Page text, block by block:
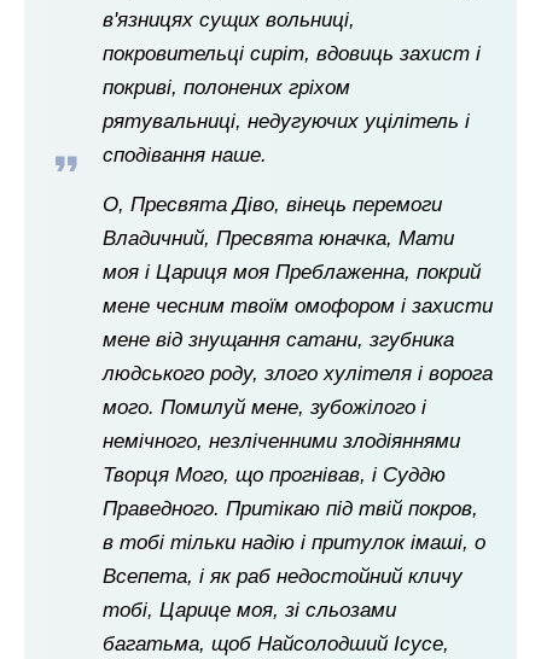
в'язницях сущих вольниці,
покровительці сиріт, вдовиць захист і
покриві, полонених гріхом
рятувальниці, недугуючих уцілітель і
сподівання наше.
О, Пресвята Діво, вінець перемоги
Владичний, Пресвята юначка, Мати
моя і Цариця моя Преблаженна, покрий
мене чесним твоїм омофором і захисти
мене від знущання сатани, згубника
людського роду, злого хулітеля і ворога
мого. Помилуй мене, зубожілого і
немічного, незліченними злодіяннями
Творця Мого, що прогнівав, і Суддю
Праведного. Притікаю під твій покров,
в тобі тільки надію і притулок імаші, о
Всепета, і як раб недостойний кличу
тобі, Царице моя, зі сльозами
багатьма, щоб Найсолодший Ісусе,